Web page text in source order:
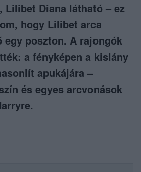
Lilibet Diana látható – ez
hogy Lilibet arca
egy poszton. A rajongók
a fényképen a kislány
apukájára –
és egyes arcvonások